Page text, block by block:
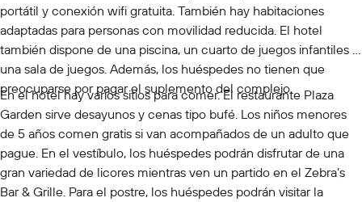
portátil y conexión wifi gratuita. También hay habitaciones
adaptadas para personas con movilidad reducida. El hotel
también dispone de una piscina, un cuarto de juegos infantiles y
una sala de juegos. Además, los huéspedes no tienen que
preocuparse por pagar el suplemento del complejo.
En el hotel hay varios sitios para comer. El restaurante Plaza
Garden sirve desayunos y cenas tipo bufé. Los niños menores
de 5 años comen gratis si van acompañados de un adulto que
pague. En el vestíbulo, los huéspedes podrán disfrutar de una
gran variedad de licores mientras ven un partido en el Zebra’s
Bar & Grille. Para el postre, los huéspedes podrán visitar la